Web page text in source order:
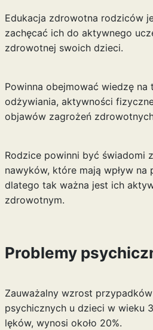
Edukacja zdrowotna rodziców
zachęcać ich do aktywnego
zdrowotnej swoich dzieci.
Powinna obejmować wiedzę na
odżywiania, aktywności
objawów zagrożeń
Rodzice powinni być świadomi
nawyków, które mają wpływ na
dlatego tak ważna jest ich
zdrowotnym.
Problemy
Zauważalny wzrost
psychicznych u dzieci w wieku
lęków, wynosi około 20%.